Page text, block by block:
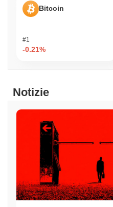
Bitcoin
#1
-0.21%
Notizie